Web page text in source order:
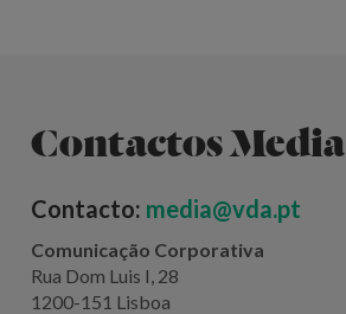
Contactos Media
Contacto: media@vda.pt
Comunicação Corporativa
Rua Dom Luis I, 28
1200-151 Lisboa